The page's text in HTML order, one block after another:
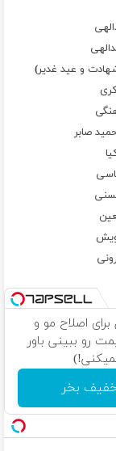
و عید غدیر)
صابر
برای اصلاح مو و
رو ببینی باور
بخر